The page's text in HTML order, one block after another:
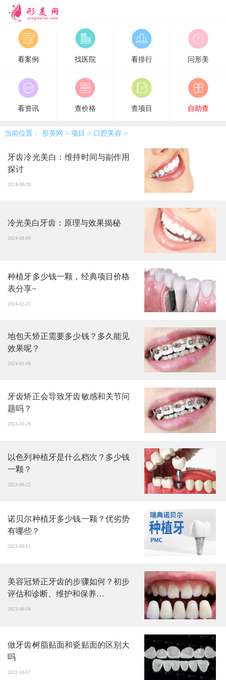
形美网
看案例 找医院 看排行 问形美
看资讯 查价格 查项目 自助查
当前位置： 形美网 > 项目 > 口腔美容 >
牙齿冷光美白：维持时间与副作用
探讨
2024-08-20
冷光美白牙齿：原理与效果揭秘
2024-08-09
种植牙多少钱一颗，经典项目价格
表分享~
2024-02-22
地包天矫正需要多少钱？多久能见
效果呢？
2024-01-08
牙齿矫正会导致牙齿敏感和关节问
题吗？
2023-10-24
以色列种植牙是什么档次？多少钱
一颗？
2023-08-22
诺贝尔种植牙多少钱一颗？优劣势
有哪些？
2023-08-11
美容冠矫正牙齿的步骤如何？初步
评估和诊断、维护和保养…
2023-08-04
做牙齿树脂贴面和瓷贴面的区别大
吗
2022-10-17